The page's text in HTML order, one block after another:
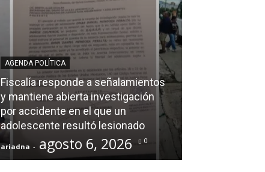
AGENDA POLÍTICA
Fiscalía responde a señalamientos
y mantiene abierta investigación
por accidente en el que un
adolescente resultó lesionado
ariadna - agosto 6, 2026 0